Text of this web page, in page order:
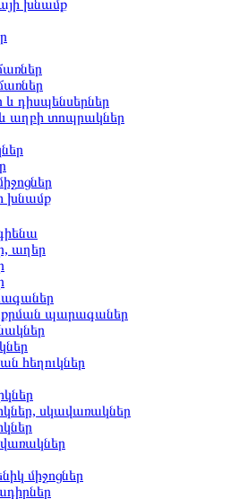
խնամք
դիսպենսերներ
աղբի տոպրակներ
խնամք
աղեր
պարագաներ
հեղուկներ
սկավառակներ
միջոցներ